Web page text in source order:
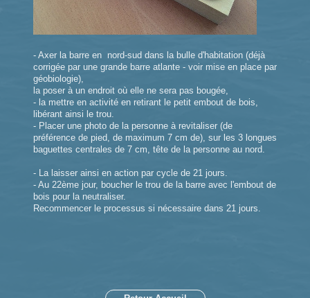
- Axer la barre en nord-sud dans la bulle d'habitation (déjà
corrigée par une grande barre atlante - voir mise en place par
géobiologie),
la poser à un endroit où elle ne sera pas bougée,
- la mettre en activité en retirant le petit embout de bois,
libérant ainsi le trou.
- Placer une photo de la personne à revitaliser (de
préférence de pied, de maximum 7 cm de), sur les 3 longues
baguettes centrales de 7 cm, tête de la personne au nord.
- La laisser ainsi en action par cycle de 21 jours.
- Au 22ème jour, boucher le trou de la barre avec l'embout de
bois pour la neutraliser.
Recommencer le processus si nécessaire dans 21 jours.